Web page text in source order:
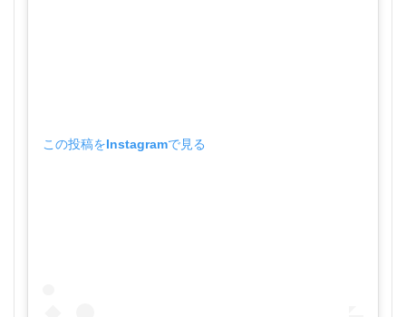
この投稿をInstagramで見る